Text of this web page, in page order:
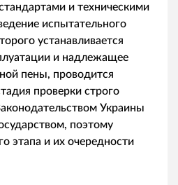
и техническими
испытательного
устанавливается
и надлежащее
пены, проводится
проверки строго
Украины
поэтому
этапа и их очередности